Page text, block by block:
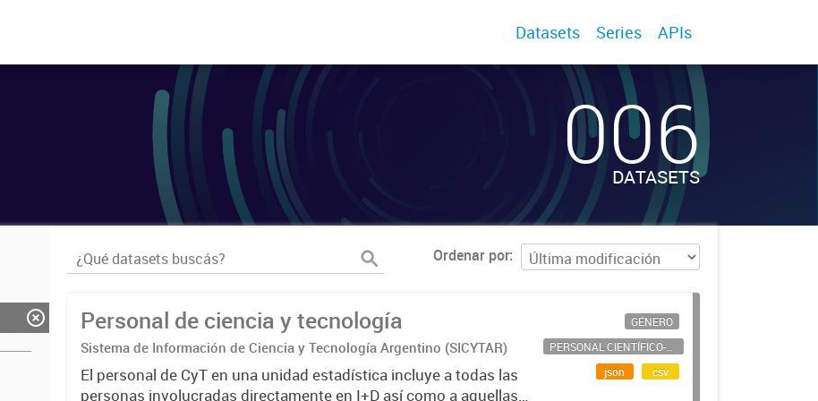
Datasets Series APIs
006
DATASETS
Ordenar por
Personal de ciencia y tecnología
Sistema de Información de Ciencia y Tecnología Argentino (SICYTAR)
El personal de CyT en una unidad estadística incluye a todas las
personas involucradas directamente en I+D así como a aquellas
GÉNERO
PERSONAL CIENTÍFICO-TECNOLÓGICO
json
csv